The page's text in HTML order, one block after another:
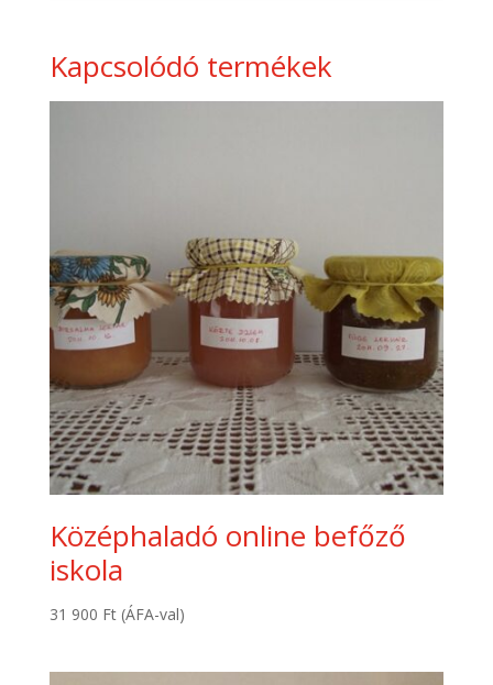
Kapcsolódó termékek
Középhaladó online befőző
iskola
31 900 Ft (ÁFA-val)